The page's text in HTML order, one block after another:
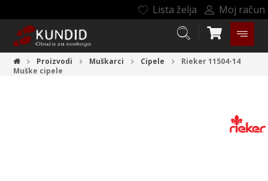
Lista želja Moj račun
Proizvodi Muškarci Cipele
Rieker 11504-14
Muške cipele